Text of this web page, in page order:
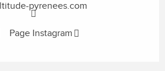
pyrenees.com
Page Instagram